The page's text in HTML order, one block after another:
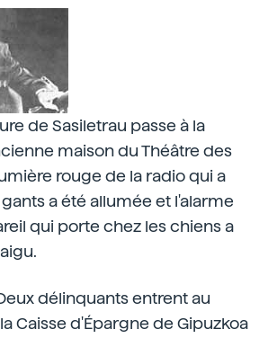
de Sasiletrau passe à la
maison du Théâtre des
rouge de la radio qui a
a été allumée et l'alarme
qui porte chez les chiens a
délinquants entrent au
Caisse d'Épargne de Gipuzkoa